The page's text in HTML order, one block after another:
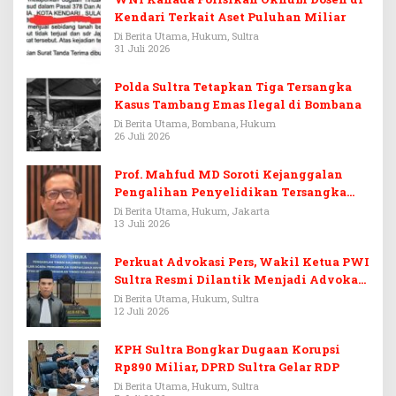
Kendari Terkait Aset Puluhan Miliar
Di Berita Utama, Hukum, Sultra
31 Juli 2026
Polda Sultra Tetapkan Tiga Tersangka
Kasus Tambang Emas Ilegal di Bombana
Di Berita Utama, Bombana, Hukum
26 Juli 2026
Prof. Mahfud MD Soroti Kejanggalan
Pengalihan Penyelidikan Tersangka
Febrie Adriansyah
Di Berita Utama, Hukum, Jakarta
13 Juli 2026
Perkuat Advokasi Pers, Wakil Ketua PWI
Sultra Resmi Dilantik Menjadi Advokat
PERADI
Di Berita Utama, Hukum, Sultra
12 Juli 2026
KPH Sultra Bongkar Dugaan Korupsi
Rp890 Miliar, DPRD Sultra Gelar RDP
Di Berita Utama, Hukum, Sultra